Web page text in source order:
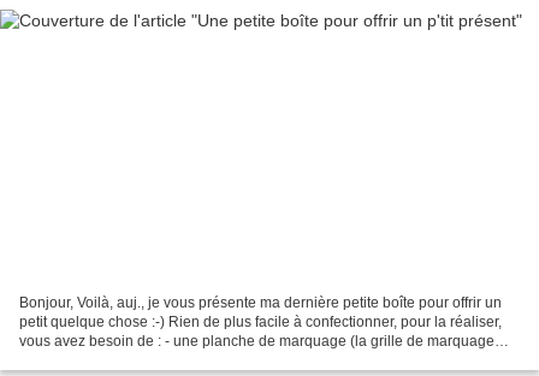
Bonjour, Voilà, auj., je vous présente ma dernière petite boîte pour offrir un
petit quelque chose :-) Rien de plus facile à confectionner, pour la réaliser,
vous avez besoin de : - une planche de marquage (la grille de marquage